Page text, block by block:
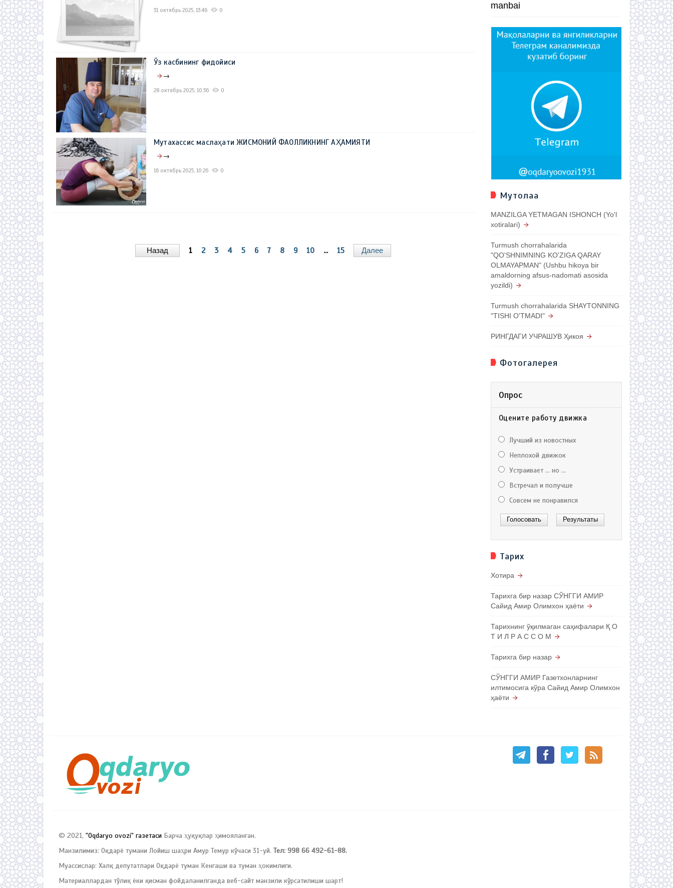
31 октябрь 2025, 13:46 0
Ўз касбининг фидойиси
→
28 октябрь 2025, 10:36 0
Мутахассис маслаҳати ЖИСМОНИЙ ФАОЛЛИКНИНГ АҲАМИЯТИ
→
16 октябрь 2025, 10:26 0
Назад 1 2 3 4 5 6 7 8 9 10 ... 15 Далее
manbai
Мутолаа
MANZILGA YETMAGAN ISHONCH (Yo'l
xotiralari)
Turmush chorrahalarida
"QO'SHNIMNING KO'ZIGA QARAY
OLMAYAPMAN" (Ushbu hikoya bir
amaldorning afsus-nadomati asosida
yozildi)
Turmush chorrahalarida SHAYTONNING
"TISHI O'TMADI"
РИНГДАГИ УЧРАШУВ Ҳикоя
Фотогалерея
Опрос
Оцените работу движка
Лучший из новостных
Неплохой движок
Устраивает ... но ...
Встречал и получше
Совсем не понравился
Тарих
Хотира
Тарихга бир назар СЎНГГИ АМИР
Сайид Амир Олимхон ҳаёти
Тарихнинг ўқилмаган саҳифалари Қ О
Т И Л Р А С С О М
Тарихга бир назар
СЎНГГИ АМИР Газетхонларнинг
илтимосига кўра Сайид Амир Олимхон
ҳаёти
© 2021, "Oqdaryo ovozi" газетаси Барча ҳуқуқлар ҳимояланган.
Манзилимиз: Оқдарё тумани Лойиш шаҳри Амур Темур кўчаси 31-уй. Тел: 998 66 492-61-88.
Муассислар: Халқ депутатлари Оқдарё туман Кенгаши ва туман ҳокимлиги.
Материаллардан тўлиқ ёки қисман фойдаланилганда веб-сайт манзили кўрсатилиши шарт!